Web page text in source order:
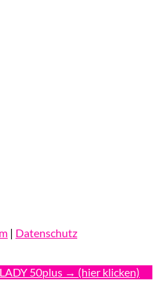
| Datenschutz
50plus → (hier klicken)